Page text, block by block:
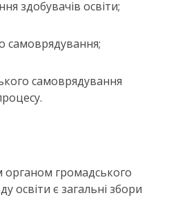
здобувачів освіти;
самоврядування;
самоврядування
громадського
освіти є загальні збори